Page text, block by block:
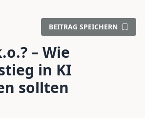
BEITRAG SPEICHERN
– Wie
in KI
sollten